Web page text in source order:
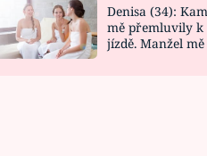
Denisa (34):
mě přemluvily k
jízdě. Manžel mě